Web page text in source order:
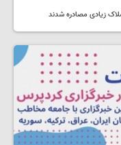
زیادی مصادره شدند